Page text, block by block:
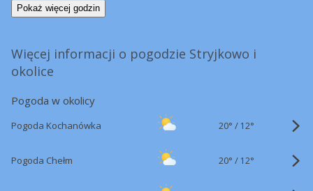
Pokaż więcej godzin
Więcej informacji o pogodzie Stryjkowo i
okolice
Pogoda w okolicy
Pogoda Kochanówka 20° / 12°
Pogoda Chełm 20° / 12°